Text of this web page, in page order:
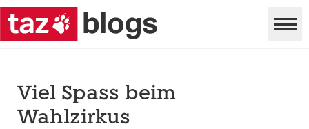
Viel Spass beim
Wahlzirkus